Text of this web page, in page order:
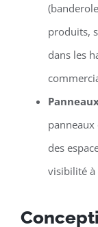
produits,
dans les
des
visibilité à